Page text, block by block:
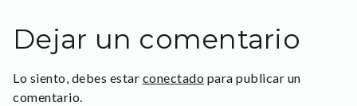
Dejar un comentario
Lo siento, debes estar conectado para publicar un
comentario.